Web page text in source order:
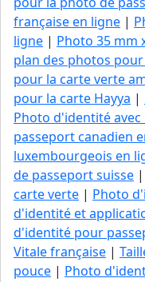
française en ligne |
ligne | Photo 35 mm
plan des photos
pour la carte verte
pour la carte Hayya |
Photo d'identité avec
passeport canadien
luxembourgeois en
de passeport suisse |
carte verte | Photo
d'identité et
d'identité pour
Vitale française |
pouce | Photo